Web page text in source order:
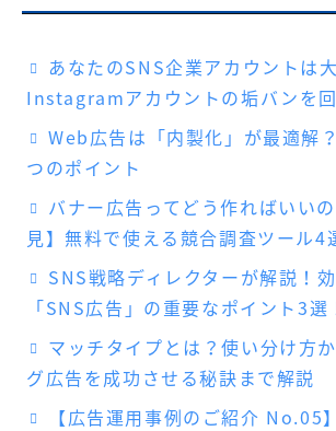
あなたのSNS企業アカウントは
Instagramアカウントの垢バンを
Web広告は「内製化」が最適解
つのポイント
バナー広告ってどう作ればいい
見】無料で使える競合調査ツール4
SNS戦略ディレクターが解説！
「SNS広告」の重要なポイント3選
マッチタイプとは？使い分け方
グ広告を成功させる秘訣まで解説
【広告運用事例のご紹介 No.05